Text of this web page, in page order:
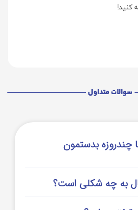
کنید!
سوالات متداول
چندروزه بدستمون
به چه شکلی است؟